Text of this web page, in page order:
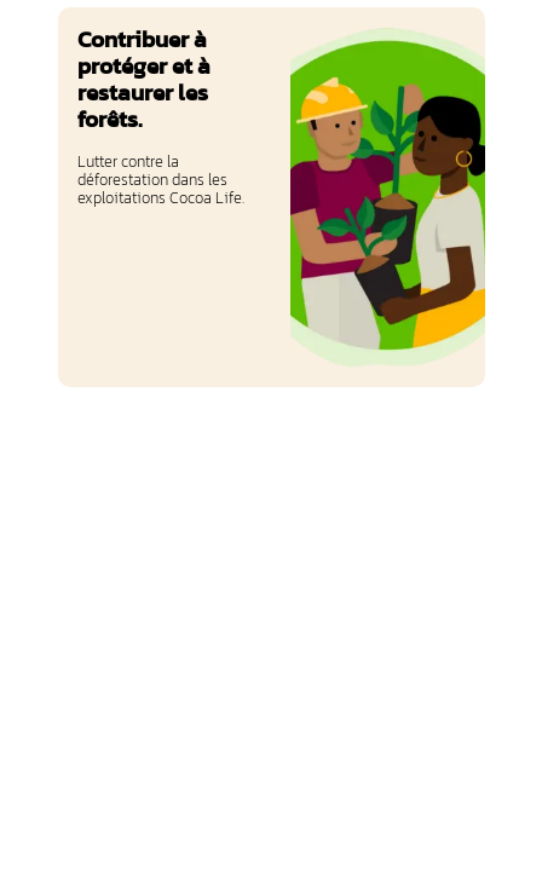
Contribuer à
protéger et à
restaurer les
forêts.
Lutter contre la
déforestation dans les
exploitations Cocoa Life.